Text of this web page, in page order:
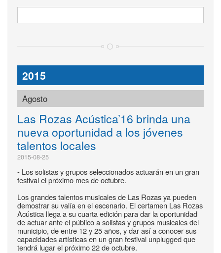
2015
Agosto
Las Rozas Acústica’16 brinda una
nueva oportunidad a los jóvenes
talentos locales
2015-08-25
- Los solistas y grupos seleccionados actuarán en un gran
festival el próximo mes de octubre.
Los grandes talentos musicales de Las Rozas ya pueden
demostrar su valía en el escenario. El certamen Las Rozas
Acústica llega a su cuarta edición para dar la oportunidad
de actuar ante el público a solistas y grupos musicales del
municipio, de entre 12 y 25 años, y dar así a conocer sus
capacidades artísticas en un gran festival unplugged que
tendrá lugar el próximo 22 de octubre.